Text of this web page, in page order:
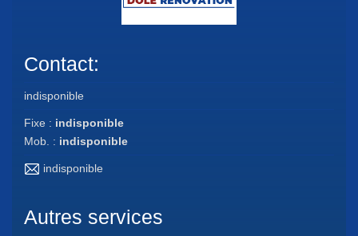
Contact:
indisponible
Fixe : indisponible
Mob. : indisponible
indisponible
Autres services